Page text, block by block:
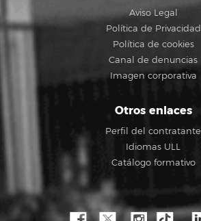
Aviso Legal
Política de Privacidad
Política de cookies
Canal de denuncias
Imagen corporativa
Otros enlaces
Perfil del contratante
Idiomas ULL
Catálogo formativo